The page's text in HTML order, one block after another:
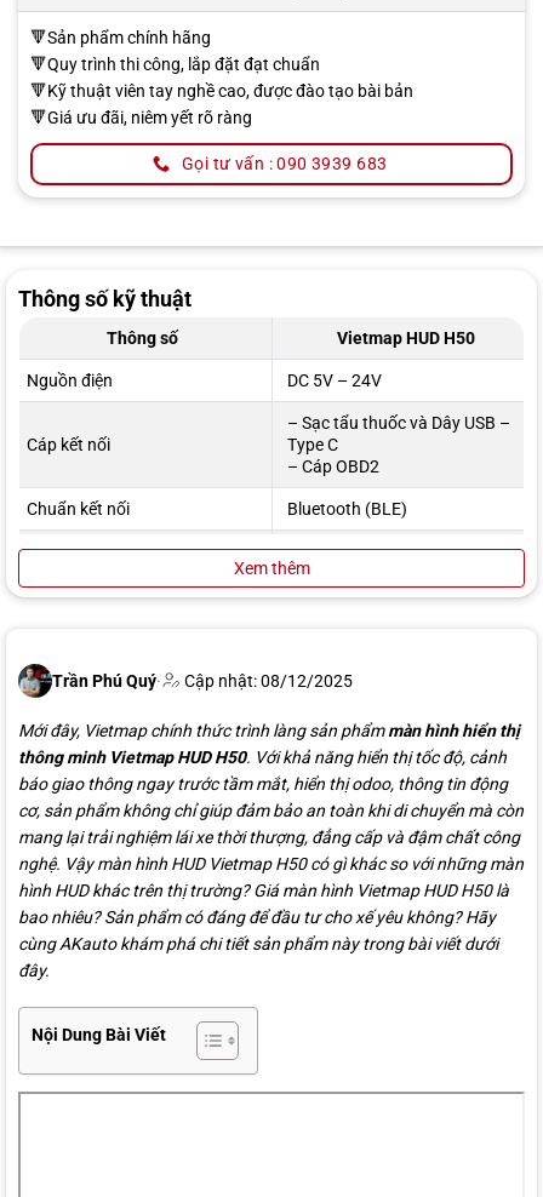
🔻Sản phẩm chính hãng
🔻Quy trình thi công, lắp đặt đạt chuẩn
🔻Kỹ thuật viên tay nghề cao, được đào tạo bài bản
🔻Giá ưu đãi, niêm yết rõ ràng
Gọi tư vấn : 090 3939 683
Trần Phú Quý· Cập nhật: 08/12/2025
Mới đây, Vietmap chính thức trình làng sản phẩmmàn hình hiển thị
thông minh Vietmap HUD H50. Với khả năng hiển thị tốc độ, cảnh
báo giao thông ngay trước tầm mắt, hiển thị odoo, thông tin động
cơ, sản phẩm không chỉ giúp đảm bảo an toàn khi di chuyển mà còn
mang lại trải nghiệm lái xe thời thượng, đẳng cấp và đậm chất công
nghệ. Vậy màn hình HUD Vietmap H50 có gì khác so với những màn
hình HUD khác trên thị trường? Giá màn hình Vietmap HUD H50 là
bao nhiêu? Sản phẩm có đáng để đầu tư cho xế yêu không? Hãy
cùng AKauto khám phá chi tiết sản phẩm này trong bài viết dưới
đây.
Nội Dung Bài Viết
Thông số kỹ thuật
Thông số Vietmap HUD H50
Nguồn điện DC 5V – 24V
Cáp kết nối
– Sạc tẩu thuốc và Dây USB –
Type C
– Cáp OBD2
Chuẩn kết nối Bluetooth (BLE)
Cổng nguồn Type C
GPS Có
Kích thước
Xem thêm